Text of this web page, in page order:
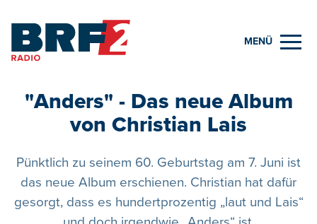
MENÜ
"Anders" - Das neue Album
von Christian Lais
Pünktlich zu seinem 60. Geburtstag am 7. Juni ist
das neue Album erschienen. Christian hat dafür
gesorgt, dass es hundertprozentig „laut und Lais“